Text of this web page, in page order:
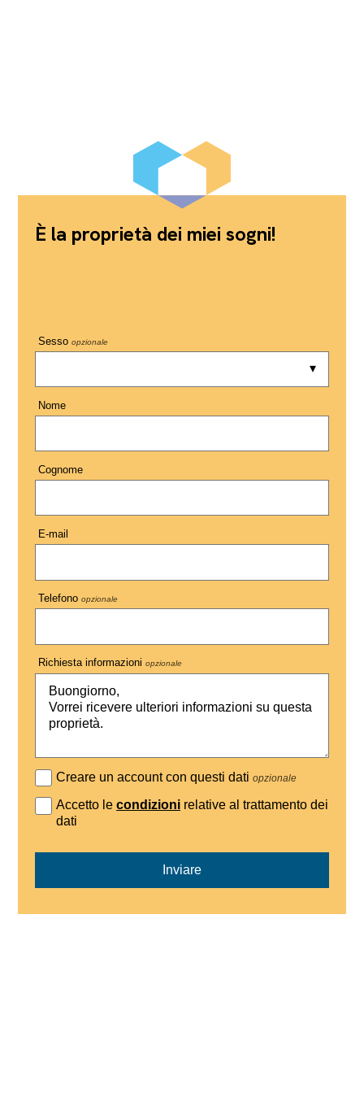
È la proprietà dei miei sogni!
Sesso opzionale
Nome
Cognome
E-mail
Telefono opzionale
Richiesta informazioni opzionale
Creare un account con questi datiopzionale
Accetto lecondizioni relative al trattamento dei
dati
Inviare